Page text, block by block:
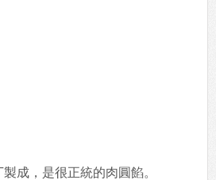
成，是很正統的肉圓餡。